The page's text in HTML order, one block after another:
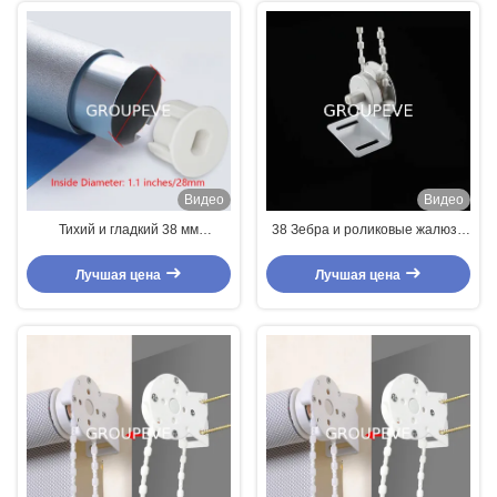
Видео
Тихий и гладкий 38 мм
жалюзи
Лучшая цена
Видео
38 Зебра и роликовые жалюзи
Сцепление и трубы
Лучшая цена